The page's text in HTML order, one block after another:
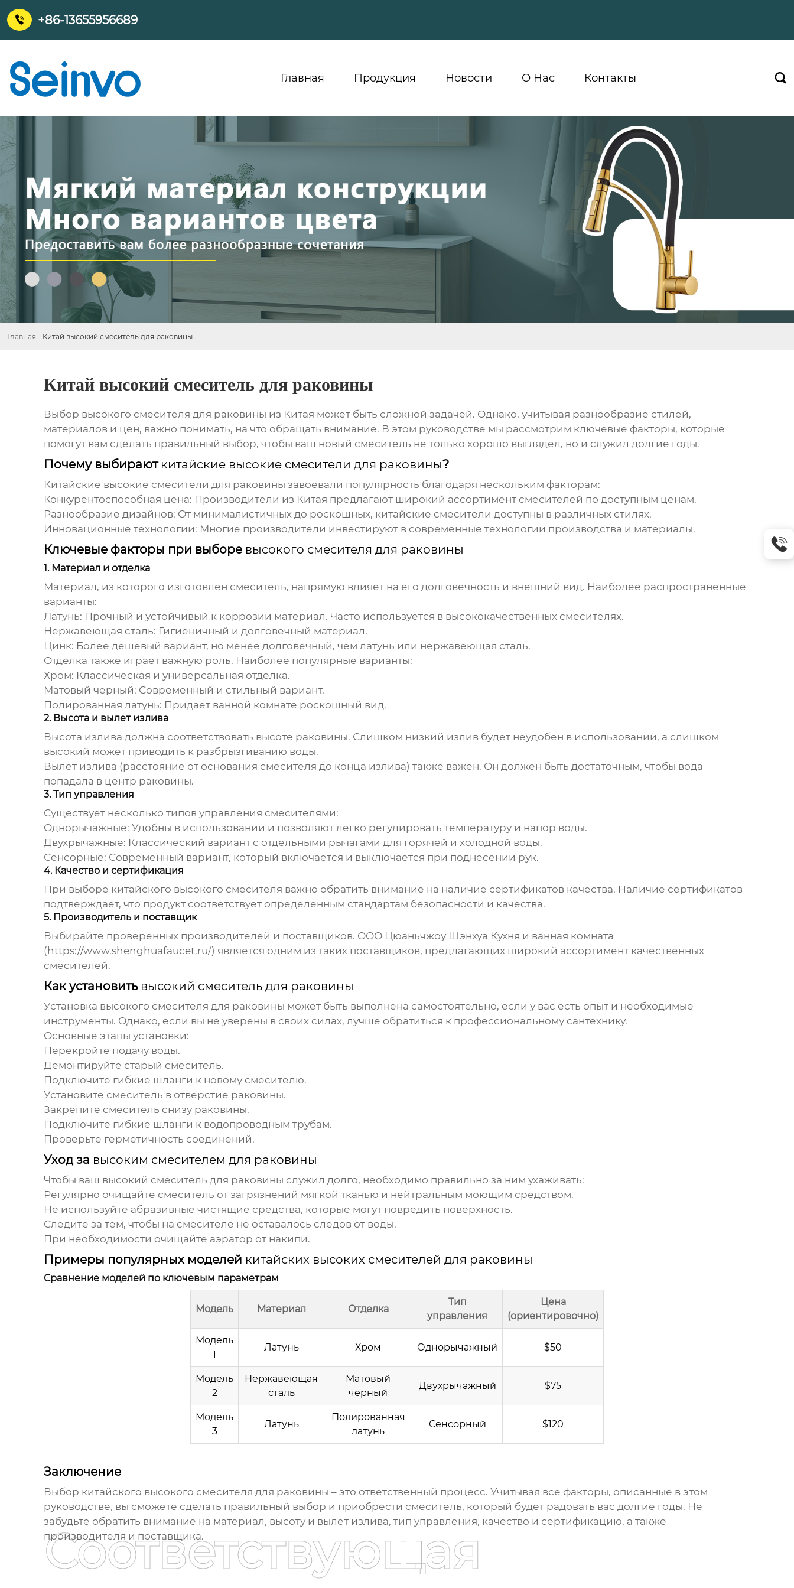
 +86-13655956689
Главная Продукция Новости О Hас Контакты 
Главная - Китай высокий смеситель для раковины
Китай высокий смеситель для раковины
Выбор высокого смесителя для раковины из Китая может быть сложной задачей. Однако, учитывая разнообразие стилей,
материалов и цен, важно понимать, на что обращать внимание. В этом руководстве мы рассмотрим ключевые факторы, которые
помогут вам сделать правильный выбор, чтобы ваш новый смеситель не только хорошо выглядел, но и служил долгие годы.
Почему выбирают китайские высокие смесители для раковины?
Китайские высокие смесители для раковины завоевали популярность благодаря нескольким факторам:
Конкурентоспособная цена: Производители из Китая предлагают широкий ассортимент смесителей по доступным ценам.
Разнообразие дизайнов: От минималистичных до роскошных, китайские смесители доступны в различных стилях.
Инновационные технологии: Многие производители инвестируют в современные технологии производства и материалы.
Ключевые факторы при выборе высокого смесителя для раковины
1. Материал и отделка
Материал, из которого изготовлен смеситель, напрямую влияет на его долговечность и внешний вид. Наиболее распространенные
варианты:
Латунь: Прочный и устойчивый к коррозии материал. Часто используется в высококачественных смесителях.
Нержавеющая сталь: Гигиеничный и долговечный материал.
Цинк: Более дешевый вариант, но менее долговечный, чем латунь или нержавеющая сталь.
Отделка также играет важную роль. Наиболее популярные варианты:
Хром: Классическая и универсальная отделка.
Матовый черный: Современный и стильный вариант.
Полированная латунь: Придает ванной комнате роскошный вид.
2. Высота и вылет излива
Высота излива должна соответствовать высоте раковины. Слишком низкий излив будет неудобен в использовании, а слишком
высокий может приводить к разбрызгиванию воды.
Вылет излива (расстояние от основания смесителя до конца излива) также важен. Он должен быть достаточным, чтобы вода
попадала в центр раковины.
3. Тип управления
Существует несколько типов управления смесителями:
Однорычажные: Удобны в использовании и позволяют легко регулировать температуру и напор воды.
Двухрычажные: Классический вариант с отдельными рычагами для горячей и холодной воды.
Сенсорные: Современный вариант, который включается и выключается при поднесении рук.
4. Качество и сертификация
При выборе китайского высокого смесителя важно обратить внимание на наличие сертификатов качества. Наличие сертификатов
подтверждает, что продукт соответствует определенным стандартам безопасности и качества.
5. Производитель и поставщик
Выбирайте проверенных производителей и поставщиков. ООО Цюаньчжоу Шэнхуа Кухня и ванная комната
( https://www.shenghuafaucet.ru/) является одним из таких поставщиков, предлагающих широкий ассортимент качественных
смесителей.
Как установить высокий смеситель для раковины
Установка высокого смесителя для раковины может быть выполнена самостоятельно, если у вас есть опыт и необходимые
инструменты. Однако, если вы не уверены в своих силах, лучше обратиться к профессиональному сантехнику.
Основные этапы установки:
Перекройте подачу воды.
Демонтируйте старый смеситель.
Подключите гибкие шланги к новому смесителю.
Установите смеситель в отверстие раковины.
Закрепите смеситель снизу раковины.
Подключите гибкие шланги к водопроводным трубам.
Проверьте герметичность соединений.
Уход за высоким смесителем для раковины
Чтобы ваш высокий смеситель для раковины служил долго, необходимо правильно за ним ухаживать:
Регулярно очищайте смеситель от загрязнений мягкой тканью и нейтральным моющим средством.
Не используйте абразивные чистящие средства, которые могут повредить поверхность.
Следите за тем, чтобы на смесителе не оставалось следов от воды.
При необходимости очищайте аэратор от накипи.
Примеры популярных моделей китайских высоких смесителей для раковины
Сравнение моделей по ключевым параметрам
Модель Материал Отделка
Тип
управления
Цена
(ориентировочно)
Модель
1
Латунь Хром Однорычажный $50
Модель
2
Нержавеющая
сталь
Матовый
черный
Двухрычажный $75
Модель
3
Латунь
Полированная
латунь
Сенсорный $120
Заключение
Выбор китайского высокого смесителя для раковины – это ответственный процесс. Учитывая все факторы, описанные в этом
руководстве, вы сможете сделать правильный выбор и приобрести смеситель, который будет радовать вас долгие годы. Не
забудьте обратить внимание на материал, высоту и вылет излива, тип управления, качество и сертификацию, а также
производителя и поставщика.
Соответствующая